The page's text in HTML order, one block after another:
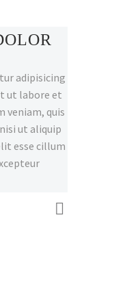
adipisicing
ut labore et
veniam, quis
ut aliquip
esse cillum